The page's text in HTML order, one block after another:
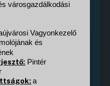
városgazdálkodási
Vagyonkezelő
és
Pintér
a